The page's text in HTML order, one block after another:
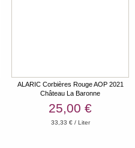
ALARIC Corbières Rouge AOP 2021
Château La Baronne
25,00 €
33,33 € / Liter